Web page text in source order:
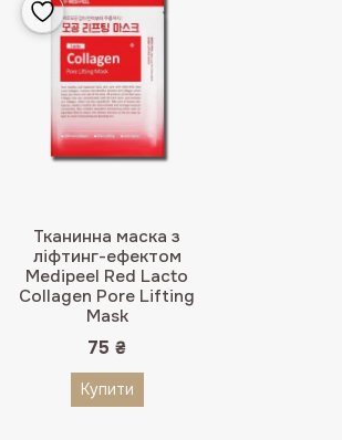
Тканинна маска з
ліфтинг-ефектом
Medipeel Red Lacto
Collagen Pore Lifting
Mask
75 ₴
Купити